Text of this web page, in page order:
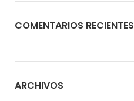
COMENTARIOS RECIENTES
ARCHIVOS